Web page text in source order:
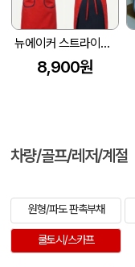
뉴에이커 스트라이프 H형 앞치마 SM-AE02
8,900원
차량/골프/레저/계절
원형/파도 판촉부채
쿨토시/스카프